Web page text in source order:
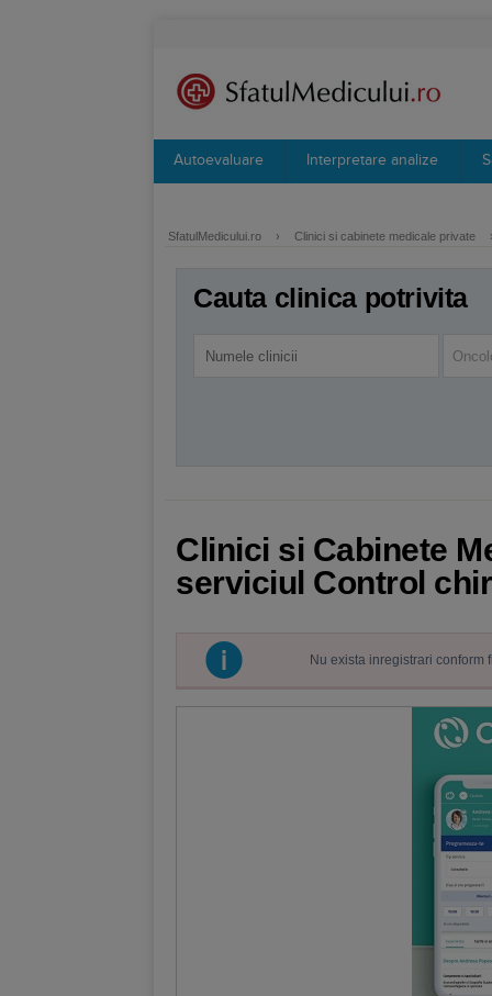
Autoevaluare Interpretare analize
SfatulMedicului.ro › Clinici si cabinete medicale private
Cauta clinica potrivita
Clinici si Cabinete
serviciul Control
Nu exista inregistrari